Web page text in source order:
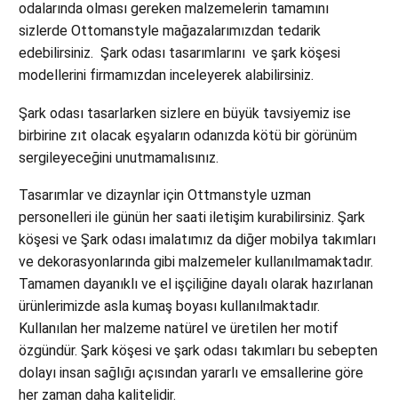
odalarında olması gereken malzemelerin tamamını
sizlerde Ottomanstyle mağazalarımızdan tedarik
edebilirsiniz. Şark odası tasarımlarını ve şark köşesi
modellerini firmamızdan inceleyerek alabilirsiniz.
Şark odası tasarlarken sizlere en büyük tavsiyemiz ise
birbirine zıt olacak eşyaların odanızda kötü bir görünüm
sergileyeceğini unutmamalısınız.
Tasarımlar ve dizaynlar için Ottmanstyle uzman
personelleri ile günün her saati iletişim kurabilirsiniz. Şark
köşesi ve Şark odası imalatımız da diğer mobilya takımları
ve dekorasyonlarında gibi malzemeler kullanılmamaktadır.
Tamamen dayanıklı ve el işçiliğine dayalı olarak hazırlanan
ürünlerimizde asla kumaş boyası kullanılmaktadır.
Kullanılan her malzeme natürel ve üretilen her motif
özgündür. Şark köşesi ve şark odası takımları bu sebepten
dolayı insan sağlığı açısından yararlı ve emsallerine göre
her zaman daha kalitelidir.